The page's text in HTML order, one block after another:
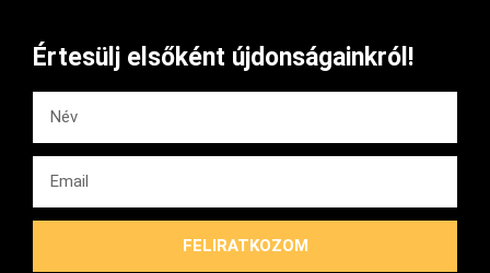
Értesülj elsőként újdonságainkról!
FELIRATKOZOM